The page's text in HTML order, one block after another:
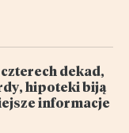
dekad,
hipoteki biją
informacje